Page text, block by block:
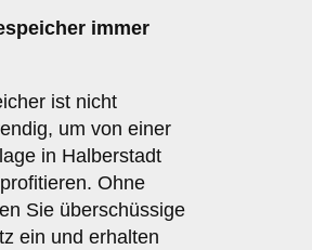
immer
ist nicht
um von einer
in Halberstadt
Ohne
Sie überschüssige
ein und erhalten